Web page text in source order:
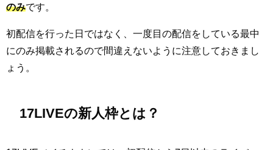
のみです。
初配信を行った日ではなく、一度目の配信をしている最中
にのみ掲載されるので間違えないように注意しておきまし
ょう。
17LIVEの新人枠とは？